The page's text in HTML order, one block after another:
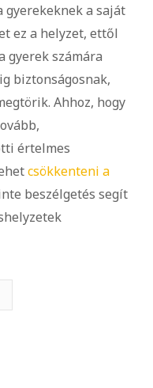
gyerekeknek a saját
ez a helyzet, ettől
gyerek számára
biztonságosnak,
Ahhoz, hogy
értelmes
csökkenteni a
beszélgetés segít